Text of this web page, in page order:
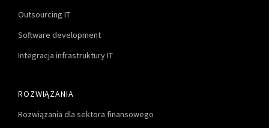
Outsourcing IT
Software development
Integracja infrastruktury IT
ROZWIĄZANIA
Rozwiązania dla sektora finansowego